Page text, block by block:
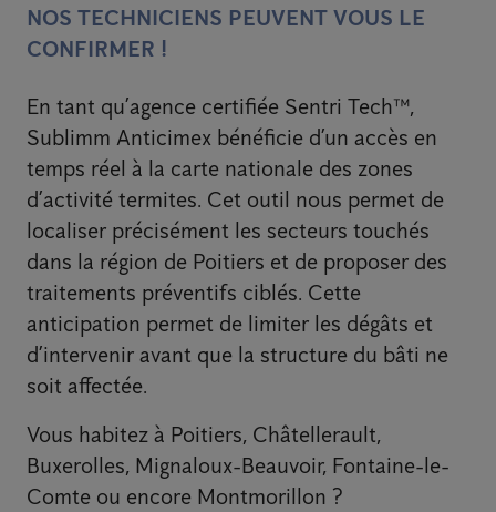
NOS TECHNICIENS PEUVENT VOUS LE
CONFIRMER !
En tant qu’agence certifiée Sentri Tech™,
Sublimm Anticimex bénéficie d’un accès en
temps réel à la carte nationale des zones
d’activité termites. Cet outil nous permet de
localiser précisément les secteurs touchés
dans la région de Poitiers et de proposer des
traitements préventifs ciblés. Cette
anticipation permet de limiter les dégâts et
d’intervenir avant que la structure du bâti ne
soit affectée.
Vous habitez à Poitiers, Châtellerault,
Buxerolles, Mignaloux-Beauvoir, Fontaine-le-
Comte ou encore Montmorillon ?